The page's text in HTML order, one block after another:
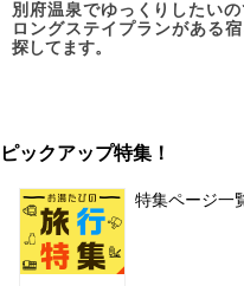
別府温泉でゆっくりしたい
ロングステイプランがある
探してます。
ピックアップ特集！
特集ページ一